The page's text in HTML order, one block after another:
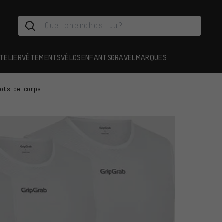
VÊTEMENTSVÉLOSENFANTSGRAVEL MARQUES
de corps